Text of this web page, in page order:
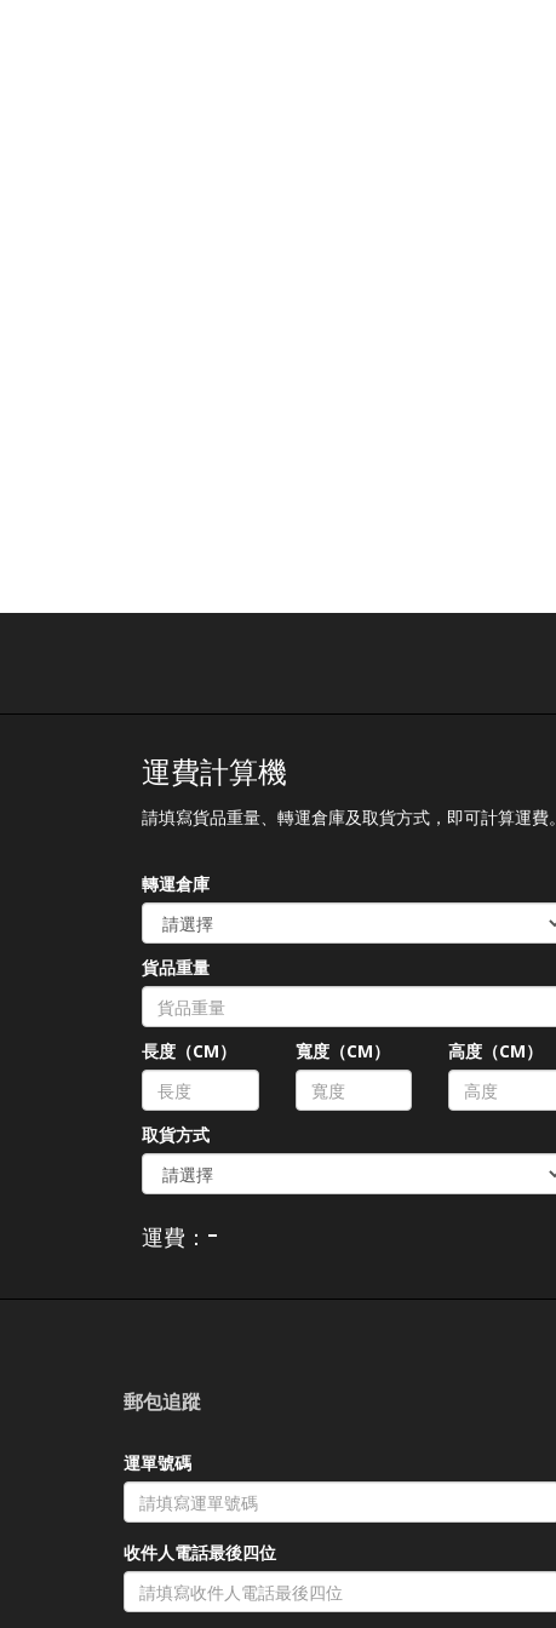
運費計算機
請填寫貨品重量、轉運倉庫及取貨方式，即可計算運費。
轉運倉庫
貨品重量
長度（CM） 寬度（CM） 高度（CM）
取貨方式
運費： -
郵包追蹤
運單號碼
收件人電話最後四位